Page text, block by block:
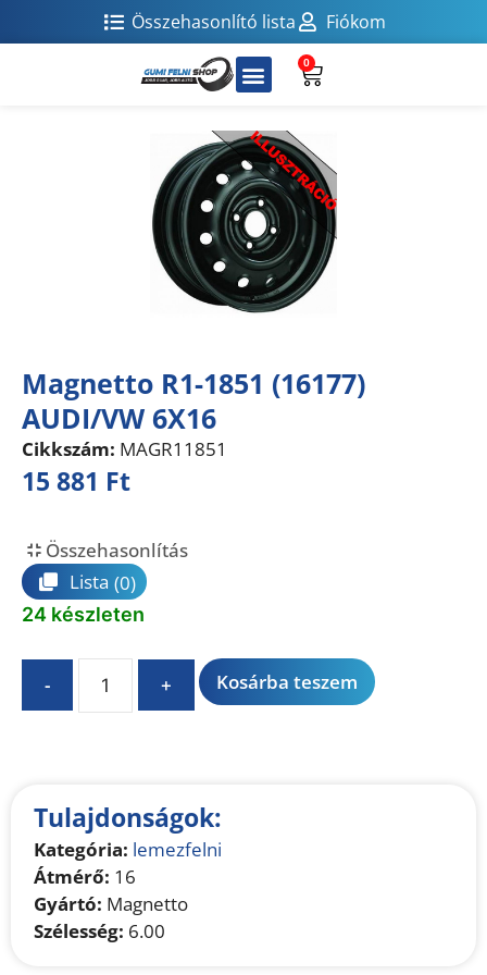
Összehasonlító lista Fiókom
0
Magnetto R1-1851 (16177)
AUDI/VW 6X16
Cikkszám: MAGR11851
15 881 Ft
Összehasonlítás
Lista (0)
24 készleten
- + Kosárba teszem
Tulajdonságok:
Kategória: lemezfelni
Átmérő: 16
Gyártó: Magnetto
Szélesség: 6.00